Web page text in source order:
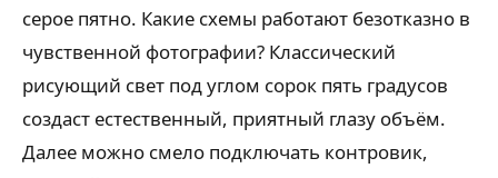
серое пятно. Какие схемы работают безотказно в
чувственной фотографии? Классический
рисующий свет под углом сорок пять градусов
создаст естественный, приятный глазу объём.
Далее можно смело подключать контровик,